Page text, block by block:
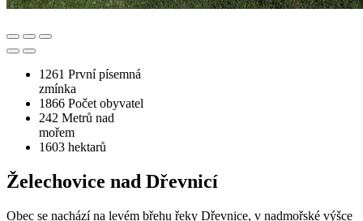
1261 První písemná
zmínka
1866 Počet obyvatel
242 Metrů nad
mořem
1603 hektarů
Želechovice nad Dřevnicí
Obec se nachází na levém břehu řeky Dřevnice, v nadmořské výšce